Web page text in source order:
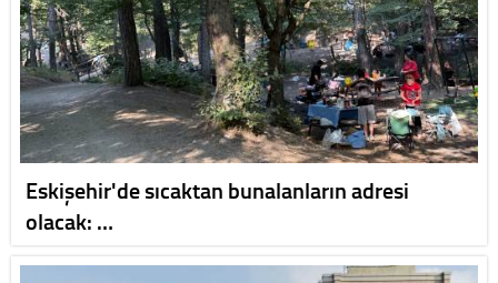
Eskişehir'de sıcaktan bunalanların adresi
olacak: …